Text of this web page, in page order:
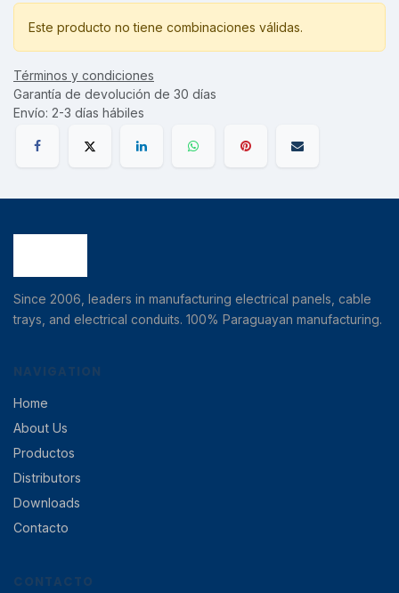
Este producto no tiene combinaciones válidas.
Términos y condiciones
Garantía de devolución de 30 días
Envío: 2-3 días hábiles
Since 2006, leaders in manufacturing electrical panels, cable
trays, and electrical conduits. 100% Paraguayan manufacturing.
NAVIGATION
Home
About Us
Productos
Distributors
Downloads
Contacto
CONTACTO